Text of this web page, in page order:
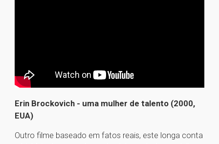
Erin Brockovich - uma mulher de talento (2000,
EUA)
Outro filme baseado em fatos reais, este longa conta